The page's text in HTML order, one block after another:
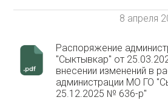
8 апреля
Распоряжение
"Сыктывкар" от
внесении изменений в
администрации МО ГО
25.12.2025 № 636-р"